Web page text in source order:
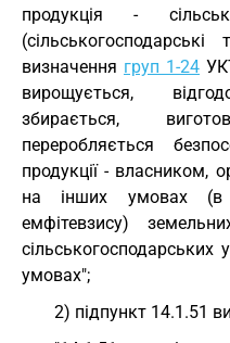
продукція -
визначення груп 1-24
вирощується,
збирається,
переробляється
продукції - власником,
на інших умовах
емфітевзису)
сільськогосподарських
умовах";
2) підпункт 14.1.51